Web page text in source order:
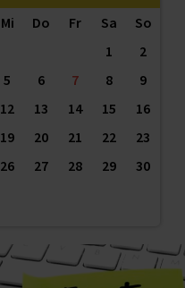
Mi Do Fr Sa
So
1
2
5 6 7 8
9
12 13 14 15
16
19 20 21 22
23
26 27 28 29
30